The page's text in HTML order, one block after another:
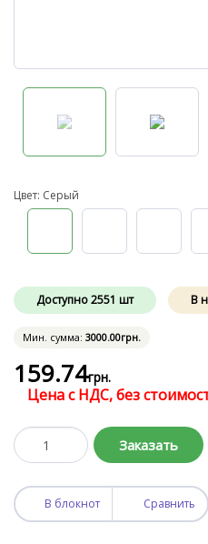
Цвет: Серый
Доступно2551 шт В
Мин. сумма: 3000.00грн.
159.74грн.
Цена с НДС, без
Заказать
В блокнот Сравнить